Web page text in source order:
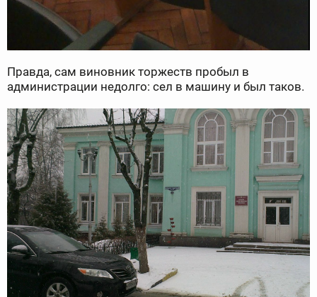
Правда, сам виновник торжеств пробыл в
администрации недолго: сел в машину и был таков.